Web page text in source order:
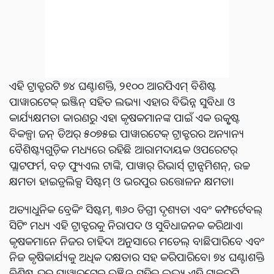
ଏହି ଟ୍ରାକ୍ଟରଟି ୭୪ ଘଣ୍ଟାଶକ୍ତି, ୨୧୦୦ ଆରପିଏମ୍ ବିଶିଷ୍ଟ
ପାୱାରଟେକ୍ ଇଞ୍ଜିନ୍ ସହିତ ଲଭ୍ୟ। ଏହାର ବିଭିନ୍ନ ସୁବିଧା ଓ
କାର୍ଯ୍ୟକ୍ଷମତା କାରଣରୁ ଏହା କୃଷକମାନଙ୍କ ପାଇଁ ଏକ ଉତ୍କୃଷ୍ଟ
ବିକଳ୍ପ। ଜନ୍ ଡିଅର୍ ୫୦୭୫ଇ ପାୱାରଟେକ୍ ଟ୍ରାକ୍ଟରର ଅନ୍ୟାନ୍ୟ
ବୈଶିଷ୍ଟ୍ୟଗୁଡ଼ିକ ମଧ୍ୟରେ ରହିଛି ଆରାମଦାୟକ ଓପରେଟର୍
ପ୍ଲାଟଫର୍ମ, ବଡ଼ ଫ୍ୟୁଏଲ ଟାଙ୍କି, ପାୱାର୍ ରିଭାର୍ସ୍ ଟ୍ରାନ୍ସମିଶନ୍, ଉଚ୍ଚ
କ୍ଷମତା ହାଇଡ୍ରଲିକ୍ସ ସିଷ୍ଟମ୍ ଓ ଭରପୁର ଉତ୍ତୋଳନ କ୍ଷମତା।
ଅତ୍ୟାଧୁନିକ ବ୍ରେକିଂ ସିଷ୍ଟମ୍, ୩୬୦ ଡିଗ୍ରୀ ଦୃଶ୍ୟତା ଏବଂ କମ୍ଫର୍ଟେବଲ୍
ସିଟିଂ ମଧ୍ୟ ଏହି ଟ୍ରାକ୍ଟରକୁ ନିରାପଦ ଓ ସୁବିଧାଜନକ କରିଥାଏ।
କୃଷକମାନେ ନିଜର ଚାହିଦା ଅନୁସାରେ ମଡେଲ୍ ବାଛିପାରିବେ ଏବଂ
ନିଜ କୃଷିକାର୍ଯ୍ୟକୁ ଅଧିକ ଦକ୍ଷତାର ସହ କରିପାରିବେ। ୭୪ ଘଣ୍ଟାଶକ୍ତି